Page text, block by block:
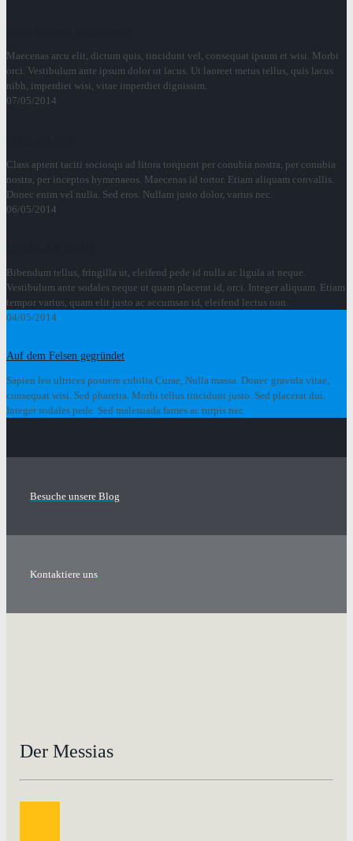
Maecenas arcu elit, dictum quis, tincidunt vel, consequat ipsum et wisi. Morbi
orci. Vestibulum ante ipsum dolor ut lacus. Ut laoreet metus tellus, quis lacus
nibh, imperdiet wisi, vitae imperdiet dignissim.
07/05/2014
Class aptent taciti sociosqu ad litora torquent per conubia nostra, per conubia
nostra, per inceptos hymenaeos. Maecenas id tortor. Etiam aliquam convallis.
Donec enim vel nulla. Sed eros. Nullam justo dolor, varius nec.
06/05/2014
Bibendum tellus, fringilla ut, eleifend pede id nulla ac ligula at neque.
Vestibulum ante sodales neque ut quam placerat id, orci. Integer aliquam. Etiam
tempor varius, quam elit justo ac accumsan id, eleifend lectus non.
04/05/2014
Auf dem Felsen gegründet
Sapien leo ultrices posuere cubilia Curae, Nulla massa. Donec gravida vitae,
consequat wisi. Sed pharetra. Morbi tellus tincidunt justo. Sed placerat dui.
Integer sodales pede. Sed malesuada fames ac turpis nec.
Besuche unsere Blog
Kontaktiere uns
Der Messias